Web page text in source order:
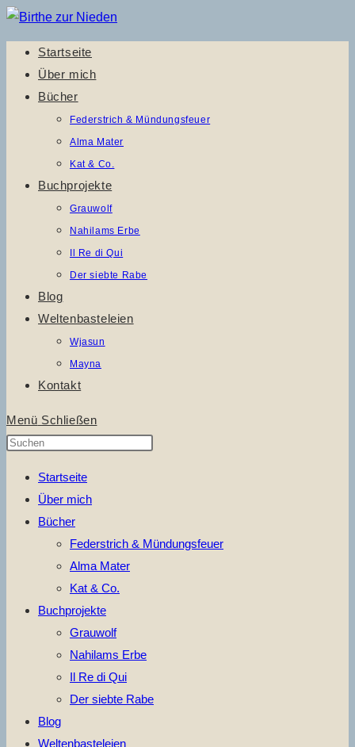
Zum
Inhalt
springen
Startseite
Über mich
Bücher
Federstrich & Mündungsfeuer
Alma Mater
Kat & Co.
Buchprojekte
Grauwolf
Nahilams Erbe
Il Re di Qui
Der siebte Rabe
Blog
Weltenbasteleien
Wjasun
Mayna
Kontakt
Menü Schließen
search
Startseite
Über mich
Bücher
Federstrich & Mündungsfeuer
Alma Mater
Kat & Co.
Buchprojekte
Grauwolf
Nahilams Erbe
Il Re di Qui
Der siebte Rabe
Blog
Weltenbasteleien